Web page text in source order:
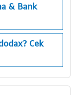
& Bank
Cek